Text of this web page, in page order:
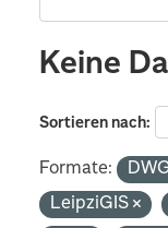
Keine
Sortieren nach
Formate:
LeipziGIS